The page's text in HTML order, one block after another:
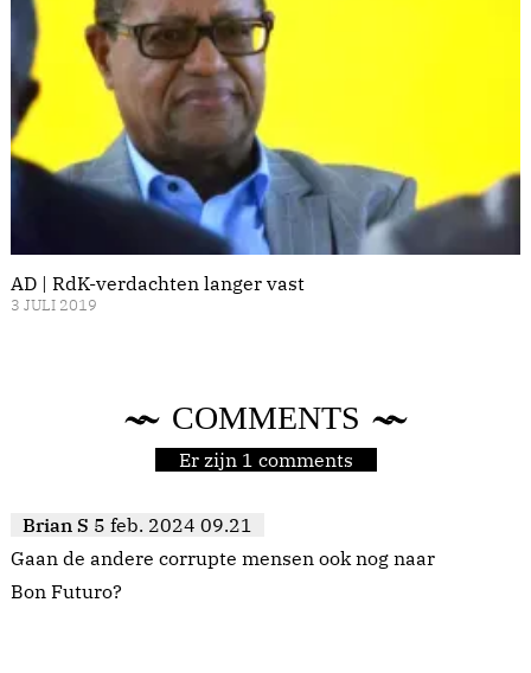
AD | RdK-verdachten langer vast
3 JULI 2019
COMMENTS
Er zijn 1 comments
Brian S 5 feb. 2024 09.21
Gaan de andere corrupte mensen ook nog naar
Bon Futuro?